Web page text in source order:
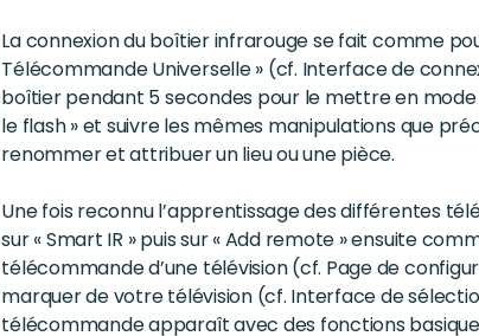
La connexion du boîtier infrarouge se fait comme
Télécommande Universelle » (cf. Interface de
boîtier pendant 5 secondes pour le mettre en
le flash » et suivre les mêmes manipulations que
renommer et attribuer un lieu ou une pièce.
Une fois reconnu l’apprentissage des différentes
sur « Smart IR » puis sur « Add remote » ensuite
télécommande d’une télévision (cf. Page de
marquer de votre télévision (cf. Interface de
télécommande apparaît avec des fonctions